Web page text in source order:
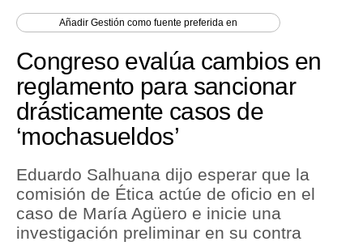
Economía
Mercados
Perú
Política
Tu Dinero
Finanzas Personales
AñadirGestión como fuente preferida en
Congreso evalúa cambios en
reglamento para sancionar
drásticamente casos de
‘mochasueldos’
Eduardo Salhuana dijo esperar que la
comisión de Ética actúe de oficio en el
caso de María Agüero e inicie una
investigación preliminar en su contra